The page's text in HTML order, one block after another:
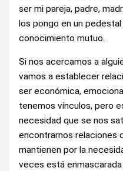
ser mi pareja, padre,
los pongo en un
conocimiento mutuo.
Si nos acercamos a
vamos a establecer
ser económica,
tenemos vínculos, pero
necesidad que se nos
encontrarnos relaciones
mantienen por la
veces está